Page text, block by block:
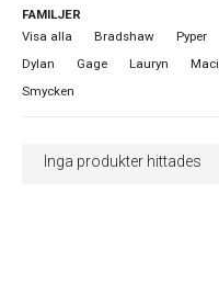
FAMILJER
Visa alla
Bradshaw Pyper
Dylan
Gage Lauryn Maci
Smycken
Inga produkter hittades